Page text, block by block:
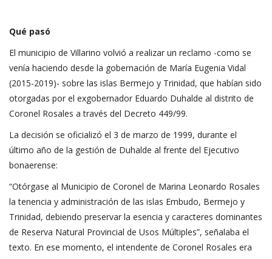
Qué pasó
El municipio de Villarino volvió a realizar un reclamo -como se
venía haciendo desde la gobernación de María Eugenia Vidal
(2015-2019)- sobre las islas Bermejo y Trinidad, que habían sido
otorgadas por el exgobernador Eduardo Duhalde al distrito de
Coronel Rosales a través del Decreto 449/99.
La decisión se oficializó el 3 de marzo de 1999, durante el
último año de la gestión de Duhalde al frente del Ejecutivo
bonaerense:
“Otórgase al Municipio de Coronel de Marina Leonardo Rosales
la tenencia y administración de las islas Embudo, Bermejo y
Trinidad, debiendo preservar la esencia y caracteres dominantes
de Reserva Natural Provincial de Usos Múltiples”, señalaba el
texto. En ese momento, el intendente de Coronel Rosales era